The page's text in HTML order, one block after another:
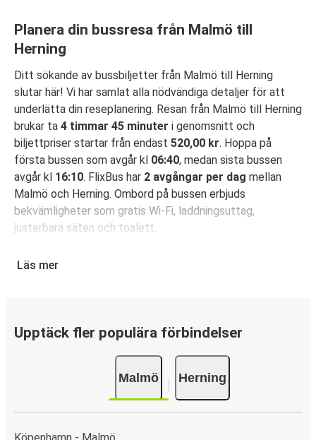
Planera din bussresa från Malmö till
Herning
Ditt sökande av bussbiljetter från Malmö till Herning
slutar här! Vi har samlat alla nödvändiga detaljer för att
underlätta din reseplanering. Resan från Malmö till Herning
brukar ta 4 timmar 45 minuter i genomsnitt och
biljettpriser startar från endast 520,00 kr. Hoppa på
första bussen som avgår kl 06:40, medan sista bussen
avgår kl 16:10. FlixBus har 2 avgångar per dag mellan
Malmö och Herning. Ombord på bussen erbjuds
bekvämligheter som gratis Wi-Fi, laddningsuttag,
justerbara säten och toalett.
Herning
bara några få klick. När du köper din biljett på hemsidan
PayPal, Google Pay eller Apple Pay. N/A.
Läs mer
Upptäck fler populära förbindelser
Malmö Herning
Köpenhamn - Malmö